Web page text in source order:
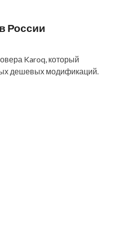
России
Karoq, который
дешевых модификаций.